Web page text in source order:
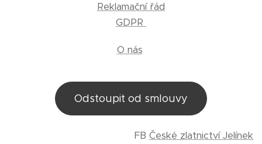
Reklamační řád
GDPR
O nás
Odstoupit od smlouvy
FB České zlatnictví Jelínek